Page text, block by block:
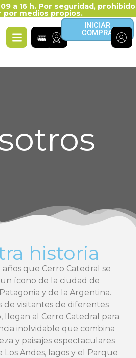
a 16 h. Por seguridad, prohibido
por medios propios.
INICIAR
COMPRA
historia
años que Cerro Catedral se
ícono de la ciudad de
y de la Argentina.
de visitantes de diferentes
llegan al Cerro Catedral para
inolvidable que combina
y paisajes espectaculares
Los Andes, lagos y el Parque